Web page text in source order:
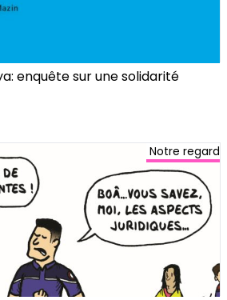
enquête sur une solidarité
Notre regard